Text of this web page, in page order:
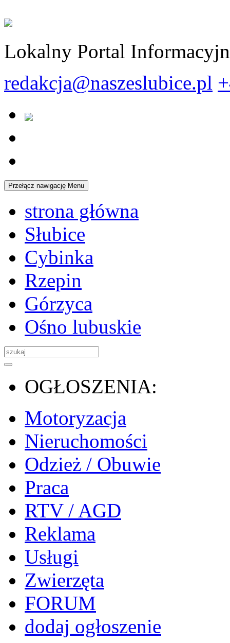
Lokalny Portal
redakcja@naszeslubice.pl
Przełącz nawigację Menu
strona główna
Słubice
Cybinka
Rzepin
Górzyca
Ośno lubuskie
OGŁOSZENIA:
Motoryzacja
Nieruchomości
Odzież / Obuwie
Praca
RTV / AGD
Reklama
Usługi
Zwierzęta
FORUM
dodaj ogłoszenie